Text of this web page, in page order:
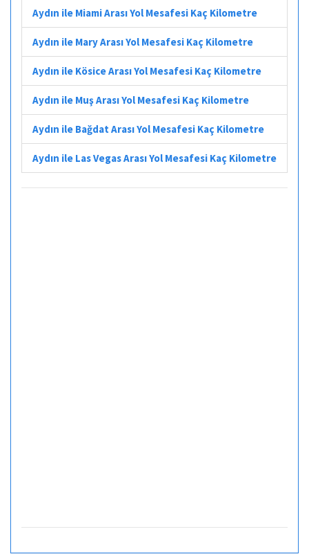
Aydın ile Miami Arası Yol Mesafesi Kaç Kilometre
Aydın ile Mary Arası Yol Mesafesi Kaç Kilometre
Aydın ile Kösice Arası Yol Mesafesi Kaç Kilometre
Aydın ile Muş Arası Yol Mesafesi Kaç Kilometre
Aydın ile Bağdat Arası Yol Mesafesi Kaç Kilometre
Aydın ile Las Vegas Arası Yol Mesafesi Kaç Kilometre